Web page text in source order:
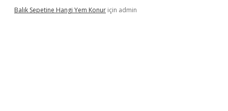
Balık Sepetine Hangi Yem Konur için admin